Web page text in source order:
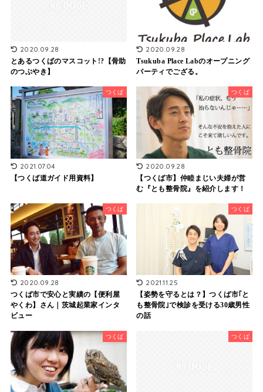
2020.09.28
とあるつくばのマスコット!?【骨助
のつぶやき】
2020.09.28
Tsukuba Place Labのオープニング
パーティでござる。
つくば
2021.07.04
【つくば道ガイド用資料】
つくば
2020.09.28
【つくば市】仲睦まじい夫婦が営
む『とも整骨院』を紹介します！
つくば
2020.09.28
つくば市で安心と実績の【便利屋
やくわ】さん｜茨城起業家インタ
ビュー
つくば
2021.11.25
【姿勢を守るとは？】つくば市｢と
も整骨院｣で検診を受ける30歳男性
の話
つくば つくば